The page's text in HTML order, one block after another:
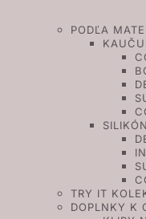
PODĽA
TRY IT
DOPLNKY K